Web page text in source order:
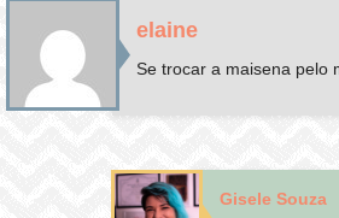
elaine
Se trocar a maisena pelo
Gisele Souza